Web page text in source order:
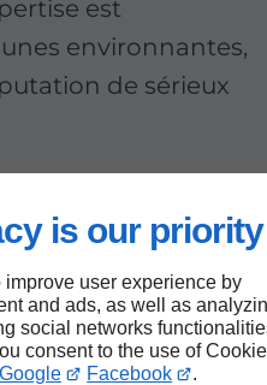
is our priority
user experience by
and ads, as well as
social networks
consent to the use of
Google Facebook .
est
environnantes,
de sérieux
devis de
contactez